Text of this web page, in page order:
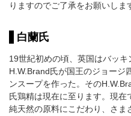
りますのでご了承をお願いしま
白蘭氏
19世紀初めの頃、英国はバッ
H.W.Brand氏が国王のジョージ
ンスープを作った。その
氏鶏精は現在に至ります。現在
純天然の原料にこだわり、さま